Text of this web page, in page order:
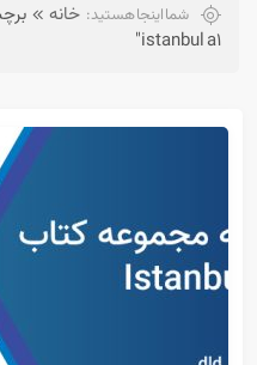
شما اینجا هستید: خانه
istanbul a1"